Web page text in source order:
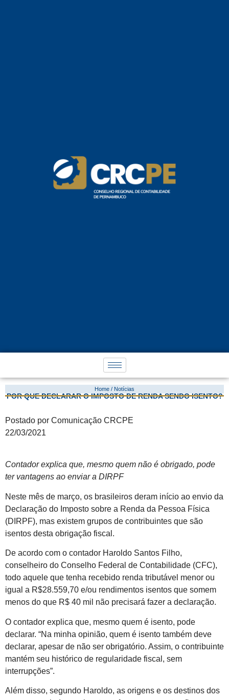
POR QUE DECLARAR O IMPOSTO DE RENDA SENDO ISENTO?
Home / Notícias
Postado por Comunicação CRCPE
22/03/2021
Contador explica que, mesmo quem não é obrigado, pode
ter vantagens ao enviar a DIRPF
Neste mês de março, os brasileiros deram início ao envio da
Declaração do Imposto sobre a Renda da Pessoa Física
(DIRPF), mas existem grupos de contribuintes que são
isentos desta obrigação fiscal.
De acordo com o contador Haroldo Santos Filho,
conselheiro do Conselho Federal de Contabilidade (CFC),
todo aquele que tenha recebido renda tributável menor ou
igual a R$28.559,70 e/ou rendimentos isentos que somem
menos do que R$ 40 mil não precisará fazer a declaração.
O contador explica que, mesmo quem é isento, pode
declarar. “Na minha opinião, quem é isento também deve
declarar, apesar de não ser obrigatório. Assim, o contribuinte
mantém seu histórico de regularidade fiscal, sem
interrupções”.
Além disso, segundo Haroldo, as origens e os destinos dos